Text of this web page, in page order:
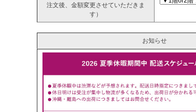
注文後、金額変更させていただきま
す）
お知らせ